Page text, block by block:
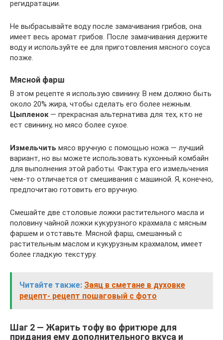
регидратации.
Не выбрасывайте воду после замачивания грибов, она
имеет весь аромат грибов. После замачивания держите
воду и используйте ее для приготовления мясного соуса
позже.
Мясной фарш
В этом рецепте я использую свинину. В нем должно быть
около 20% жира, чтобы сделать его более нежным.
Цыпленок— прекрасная альтернатива для тех, кто не
ест свинину, но мясо более сухое.
Измельчить мясо вручную с помощью ножа — лучший
вариант, но вы можете использовать кухонный комбайн
для выполнения этой работы. Фактура его измельчения
чем-то отличается от смешивания с машиной. Я, конечно,
предпочитаю готовить его вручную.
Смешайте две столовые ложки растительного масла и
половину чайной ложки кукурузного крахмала с мясным
фаршем и отставьте. Мясной фарш, смешанный с
растительным маслом и кукурузным крахмалом, имеет
более гладкую текстуру.
Читайте также: Заяц в сметане в духовке
рецепт- рецепт пошаговый с фото
Шаг 2 — Жарить тофу во фритюре для
придания ему дополнительного вкуса и